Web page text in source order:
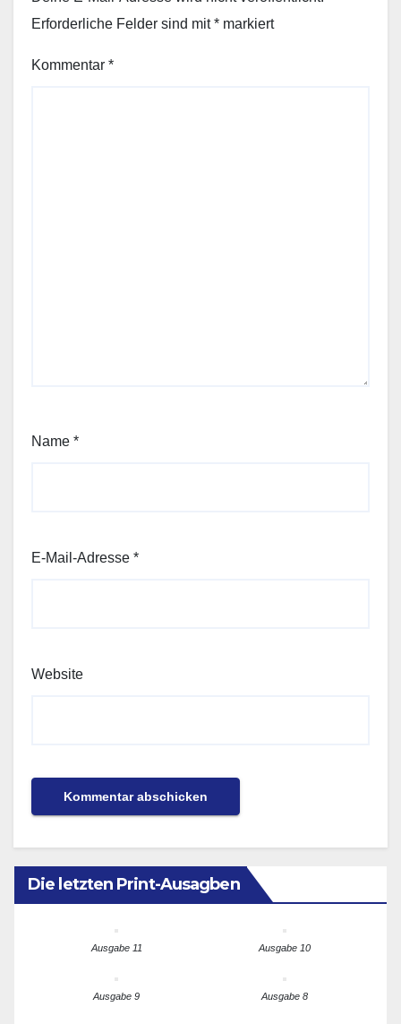
Erforderliche Felder sind mit* markiert
Kommentar *
Name *
E-Mail-Adresse *
Website
Die letzten Print-Ausagben
Ausgabe 11 Ausgabe 10
Ausgabe 9 Ausgabe 8